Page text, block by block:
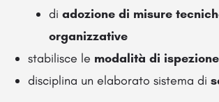
di adozione di misure
organizzative
stabilisce le modalità di
disciplina un elaborato sistema di